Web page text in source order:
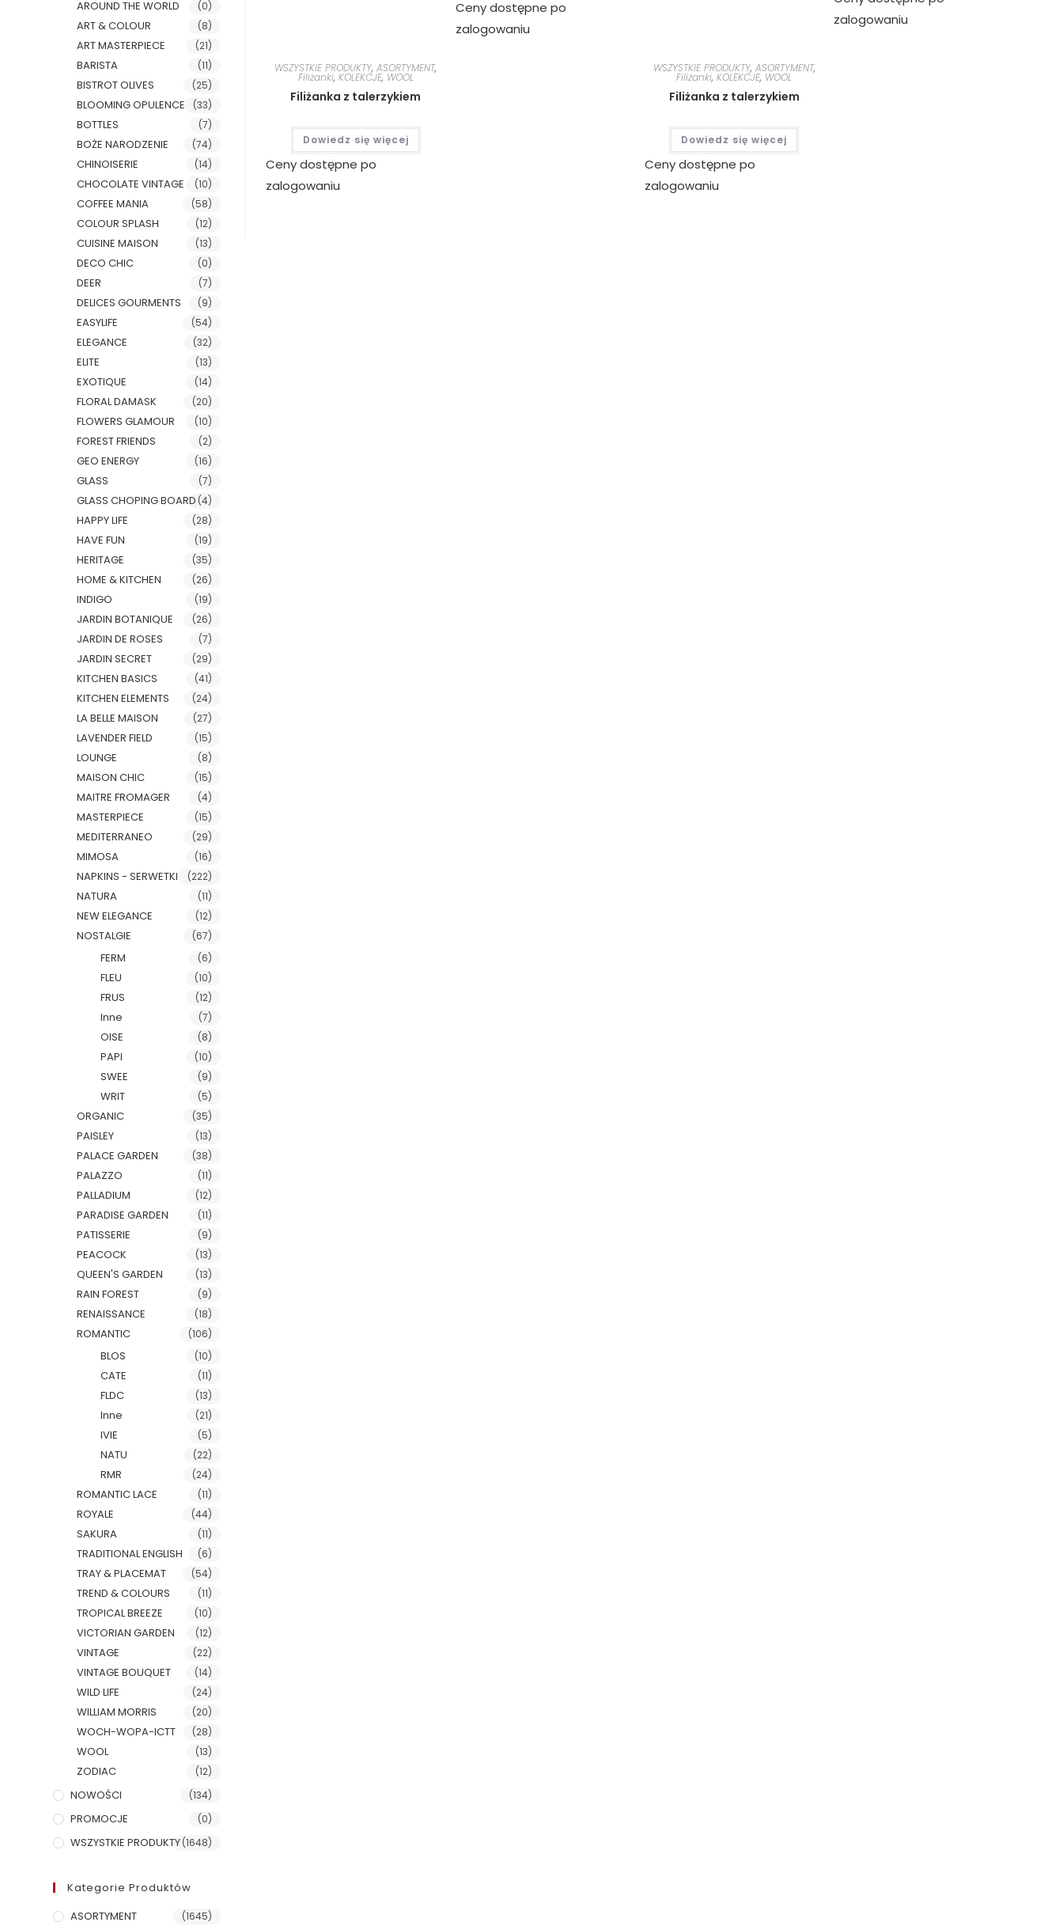
WSZYSTKIE PRODUKTY,ASORTYMENT,
Filiżanki, KOLEKCJE, WOOL
Filiżanka z talerzykiem
Dowiedz się więcej
Ceny dostępne po
zalogowaniu
Ceny dostępne po
zalogowaniu
WSZYSTKIE PRODUKTY, ASORTYMENT,
Filiżanki,KOLEKCJE, WOOL
Filiżanka z talerzykiem
Dowiedz się więcej
Ceny dostępne po
zalogowaniu
zalogowaniu
AROUND THE WORLD (0)
ART & COLOUR (8)
ART MASTERPIECE (21)
BARISTA (11)
BISTROT OLIVES (25)
BLOOMING OPULENCE (33)
BOTTLES (7)
BOŻE NARODZENIE (74)
CHINOISERIE (14)
CHOCOLATE VINTAGE (10)
COFFEE MANIA (58)
COLOUR SPLASH (12)
CUISINE MAISON (13)
DECO CHIC (0)
DEER (7)
DELICES GOURMENTS (9)
EASYLIFE (54)
ELEGANCE (32)
ELITE (13)
EXOTIQUE (14)
FLORAL DAMASK (20)
FLOWERS GLAMOUR (10)
FOREST FRIENDS (2)
GEO ENERGY (16)
GLASS (7)
GLASS CHOPING BOARD (4)
HAPPY LIFE (28)
HAVE FUN (19)
HERITAGE (35)
HOME & KITCHEN (26)
INDIGO (19)
JARDIN BOTANIQUE (26)
JARDIN DE ROSES (7)
JARDIN SECRET (29)
KITCHEN BASICS (41)
KITCHEN ELEMENTS (24)
LA BELLE MAISON (27)
LAVENDER FIELD (15)
LOUNGE (8)
MAISON CHIC (15)
MAITRE FROMAGER (4)
MASTERPIECE (15)
MEDITERRANEO (29)
MIMOSA (16)
NAPKINS - SERWETKI (222)
NATURA (11)
NEW ELEGANCE (12)
NOSTALGIE (67)
FERM (6)
FLEU (10)
FRUS (12)
Inne (7)
OISE (8)
PAPI (10)
SWEE (9)
WRIT (5)
ORGANIC (35)
PAISLEY (13)
PALACE GARDEN (38)
PALAZZO (11)
PALLADIUM (12)
PARADISE GARDEN (11)
PATISSERIE (9)
PEACOCK (13)
QUEEN'S GARDEN (13)
RAIN FOREST (9)
RENAISSANCE (18)
ROMANTIC (106)
BLOS (10)
CATE (11)
FLDC (13)
Inne (21)
IVIE (5)
NATU (22)
RMR (24)
ROMANTIC LACE (11)
ROYALE (44)
SAKURA (11)
TRADITIONAL ENGLISH (6)
TRAY & PLACEMAT (54)
TREND & COLOURS (11)
TROPICAL BREEZE (10)
VICTORIAN GARDEN (12)
VINTAGE (22)
VINTAGE BOUQUET (14)
WILD LIFE (24)
WILLIAM MORRIS (20)
WOCH-WOPA-ICTT (28)
WOOL (13)
ZODIAC (12)
NOWOŚCI (134)
PROMOCJE (0)
WSZYSTKIE PRODUKTY(1648)
Kategorie Produktów
ASORTYMENT
(1645)